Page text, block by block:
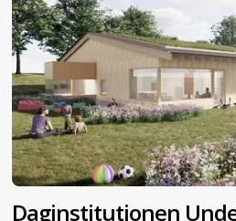
Daginstitutionen